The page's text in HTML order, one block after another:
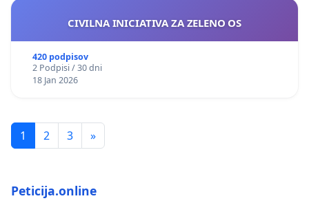
CIVILNA INICIATIVA ZA ZELENO OS
420 podpisov
2 Podpisi / 30 dni
18 Jan 2026
1 2 3 »
Peticija.online